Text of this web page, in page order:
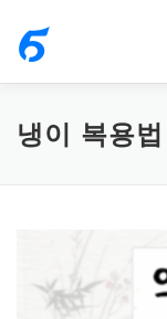
냉이 복용법